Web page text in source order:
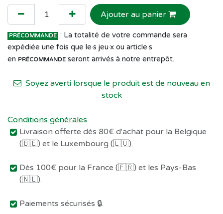
Ajouter au panier
PRÉCOMMANDE : La totalité de votre commande sera
expédiée une fois que le·s jeu·x ou article·s
en PRÉCOMMANDE seront arrivés à notre entrepôt.
Soyez averti lorsque le produit est de nouveau en
stock
Conditions générales
Livraison offerte dès 80€ d'achat pour la Belgique
(🇧🇪) et le Luxembourg (🇱🇺).
Dès 100€ pour la France (🇫🇷) et les Pays-Bas
(🇳🇱).
Paiements sécurisés 🔒.